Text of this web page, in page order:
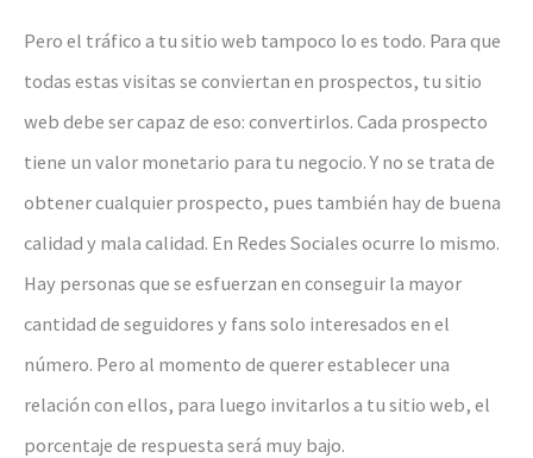
Pero el tráfico a tu sitio web tampoco lo es todo. Para que
todas estas visitas se conviertan en prospectos, tu sitio
web debe ser capaz de eso: convertirlos. Cada prospecto
tiene un valor monetario para tu negocio. Y no se trata de
obtener cualquier prospecto, pues también hay de buena
calidad y mala calidad. En Redes Sociales ocurre lo mismo.
Hay personas que se esfuerzan en conseguir la mayor
cantidad de seguidores y fans solo interesados en el
número. Pero al momento de querer establecer una
relación con ellos, para luego invitarlos a tu sitio web, el
porcentaje de respuesta será muy bajo.